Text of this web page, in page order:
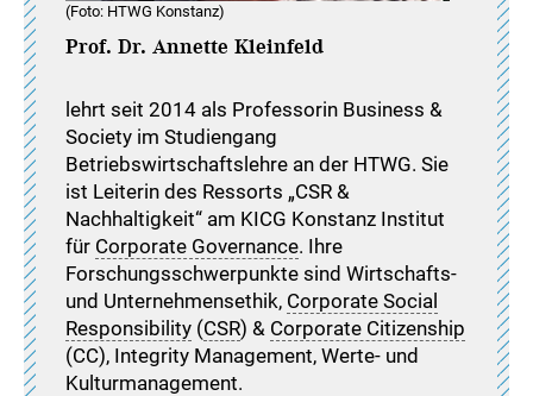
(Foto: HTWG Konstanz)
Prof. Dr. Annette Kleinfeld
lehrt seit 2014 als Professorin Business &
Society im Studiengang
Betriebswirtschaftslehre an der HTWG. Sie
ist Leiterin des Ressorts „CSR &
Nachhaltigkeit“ am KICG Konstanz Institut
für Corporate Governance. Ihre
Forschungsschwerpunkte sind Wirtschafts-
und Unternehmensethik, Corporate Social
Responsibility (CSR) & Corporate Citizenship
(CC), Integrity Management, Werte- und
Kulturmanagement.